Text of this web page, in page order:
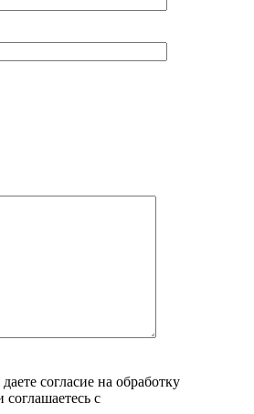
согласие на обработку
c